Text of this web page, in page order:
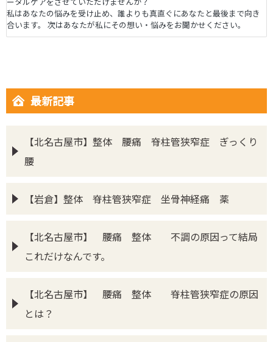
私はあなたの悩みを受け止め、誰よりも真直ぐにあなたと最後まで向き
合います。 次はあなたが私にその想い・悩みをお聞かせください。
最新記事
【北名古屋市】整体 腰痛 脊柱管狭窄症 ぎっくり
腰
【岩倉】整体 脊柱管狭窄症 坐骨神経痛 薬
【北名古屋市】 腰痛 整体 不調の原因って結局
これだけなんです。
【北名古屋市】 腰痛 整体 脊柱管狭窄症の原因
とは？